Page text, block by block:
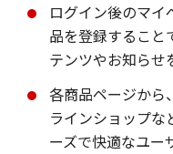
ログイン後のマイ
品を登録すること
テンツやお知らせ
各商品ページから
ラインショップな
ーズで快適なユー